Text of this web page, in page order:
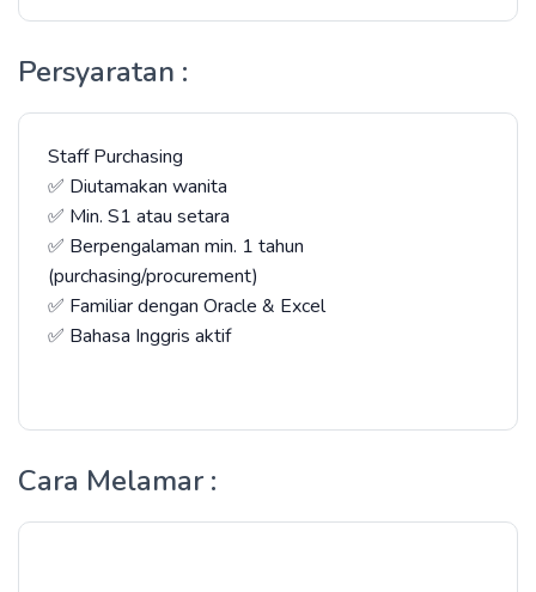
Persyaratan :
Staff Purchasing
✅ Diutamakan wanita
✅ Min. S1 atau setara
✅ Berpengalaman min. 1 tahun
(purchasing/procurement)
✅ Familiar dengan Oracle & Excel
✅ Bahasa Inggris aktif
Cara Melamar :